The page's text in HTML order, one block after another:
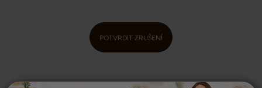
POTVRDIT ZRUŠENÍ